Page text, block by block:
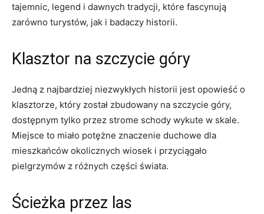
tajemnic, legend i dawnych tradycji, ⁢które fascynują
zarówno turystów, jak i badaczy historii.
Klasztor na szczycie góry
Jedną z najbardziej niezwykłych historii jest opowieść o
klasztorze, który został zbudowany na szczycie góry,
dostępnym tylko przez ‌strome schody wykute⁣ w skale.
Miejsce to miało potężne znaczenie duchowe dla
mieszkańców okolicznych‌ wiosek i przyciągało
pielgrzymów z różnych części świata.
Ścieżka przez ⁤las